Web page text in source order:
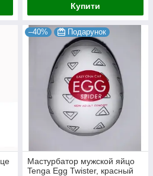
Купити
–40% Подарунок
Мастурбатор мужской яйцо
Tenga Egg Twister, красный